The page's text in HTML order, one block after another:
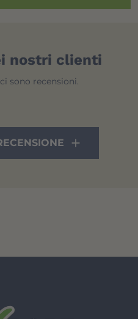
nostri clienti
sono recensioni.